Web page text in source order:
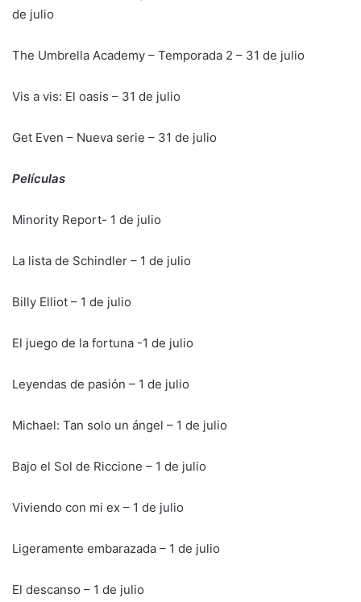
de julio
The Umbrella Academy – Temporada 2 – 31 de julio
Vis a vis: El oasis – 31 de julio
Get Even – Nueva serie – 31 de julio
Películas
Minority Report- 1 de julio
La lista de Schindler – 1 de julio
Billy Elliot – 1 de julio
El juego de la fortuna -1 de julio
Leyendas de pasión – 1 de julio
Michael: Tan solo un ángel – 1 de julio
Bajo el Sol de Riccione – 1 de julio
Viviendo con mi ex – 1 de julio
Ligeramente embarazada – 1 de julio
El descanso – 1 de julio